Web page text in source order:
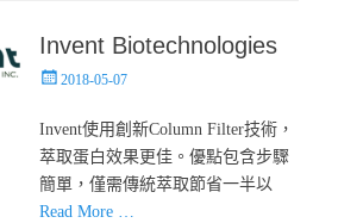
Invent Biotechnologies
Posted2018-05-07
Invent使用創新Column Filter技術，
萃取蛋白效果更佳。優點包含步驟
簡單，僅需傳統萃取節省一半以
Read More …